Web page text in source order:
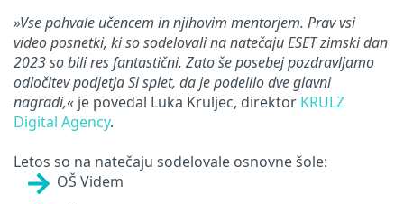
»Vse pohvale učencem in njihovim mentorjem. Prav vsi
video posnetki, ki so sodelovali na natečaju ESET zimski dan
2023 so bili res fantastični. Zato še posebej pozdravljamo
odločitev podjetja Si splet, da je podelilo dve glavni
nagradi,« je povedal Luka Kruljec, direktor KRULZ
Digital Agency.
Letos so na natečaju sodelovale osnovne šole:
OŠ Videm